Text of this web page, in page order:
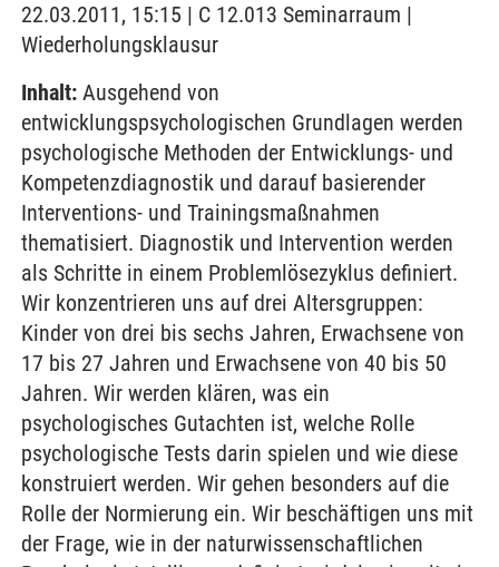
22.03.2011, 15:15 | C 12.013 Seminarraum |
Wiederholungsklausur
Inhalt: Ausgehend von
entwicklungspsychologischen Grundlagen werden
psychologische Methoden der Entwicklungs- und
Kompetenzdiagnostik und darauf basierender
Interventions- und Trainingsmaßnahmen
thematisiert. Diagnostik und Intervention werden
als Schritte in einem Problemlösezyklus definiert.
Wir konzentrieren uns auf drei Altersgruppen:
Kinder von drei bis sechs Jahren, Erwachsene von
17 bis 27 Jahren und Erwachsene von 40 bis 50
Jahren. Wir werden klären, was ein
psychologisches Gutachten ist, welche Rolle
psychologische Tests darin spielen und wie diese
konstruiert werden. Wir gehen besonders auf die
Rolle der Normierung ein. Wir beschäftigen uns mit
der Frage, wie in der naturwissenschaftlichen